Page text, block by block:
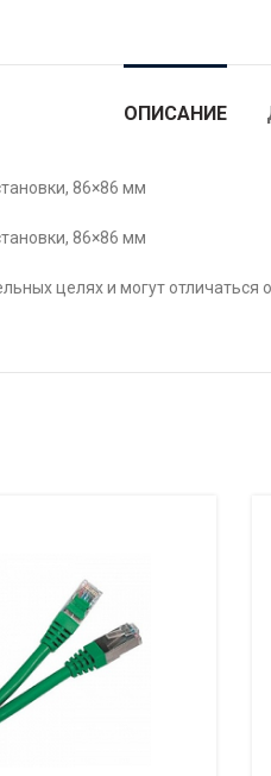
ОПИСАНИЕ
86×86 мм
86×86 мм
целях и могут отличаться